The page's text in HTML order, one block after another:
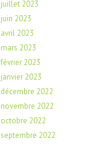
juillet 2023
juin 2023
avril 2023
mars 2023
février 2023
janvier 2023
décembre 2022
novembre 2022
octobre 2022
septembre 2022